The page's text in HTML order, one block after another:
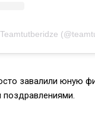
завалили юную